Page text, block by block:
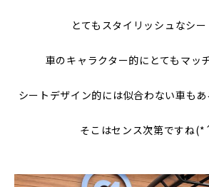
とてもスタイリッシュなシ
車のキャラクター的にとてもマッ
シートデザイン的には似合わない車も
そこはセンス次第ですね